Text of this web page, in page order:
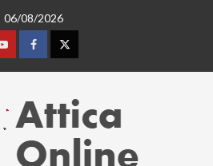
06/08/2026
YoutubeFacebookTwitter